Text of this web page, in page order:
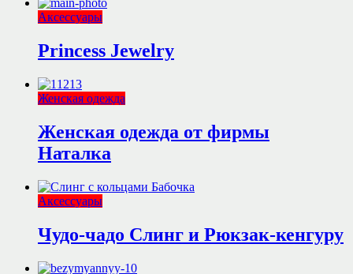
Аксессуары
Princess Jewelry
Женская одежда
Женская одежда от фирмы
Наталка
Аксессуары
Чудо-чадо Слинг и Рюкзак-кенгуру